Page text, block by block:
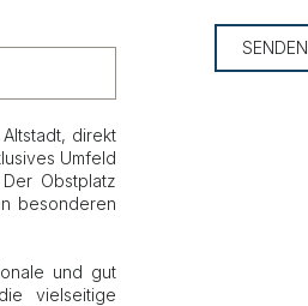
direkt
Umfeld
Obstplatz
besonderen
und gut
vielseitige
SENDEN